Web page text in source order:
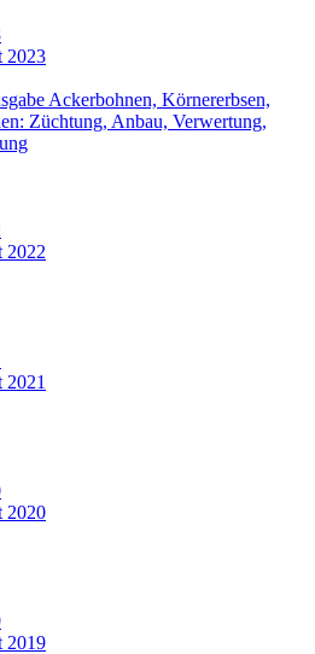
2023
Ackerbohnen, Körnererbsen,
Züchtung, Anbau, Verwertung,
2022
2021
2020
2019